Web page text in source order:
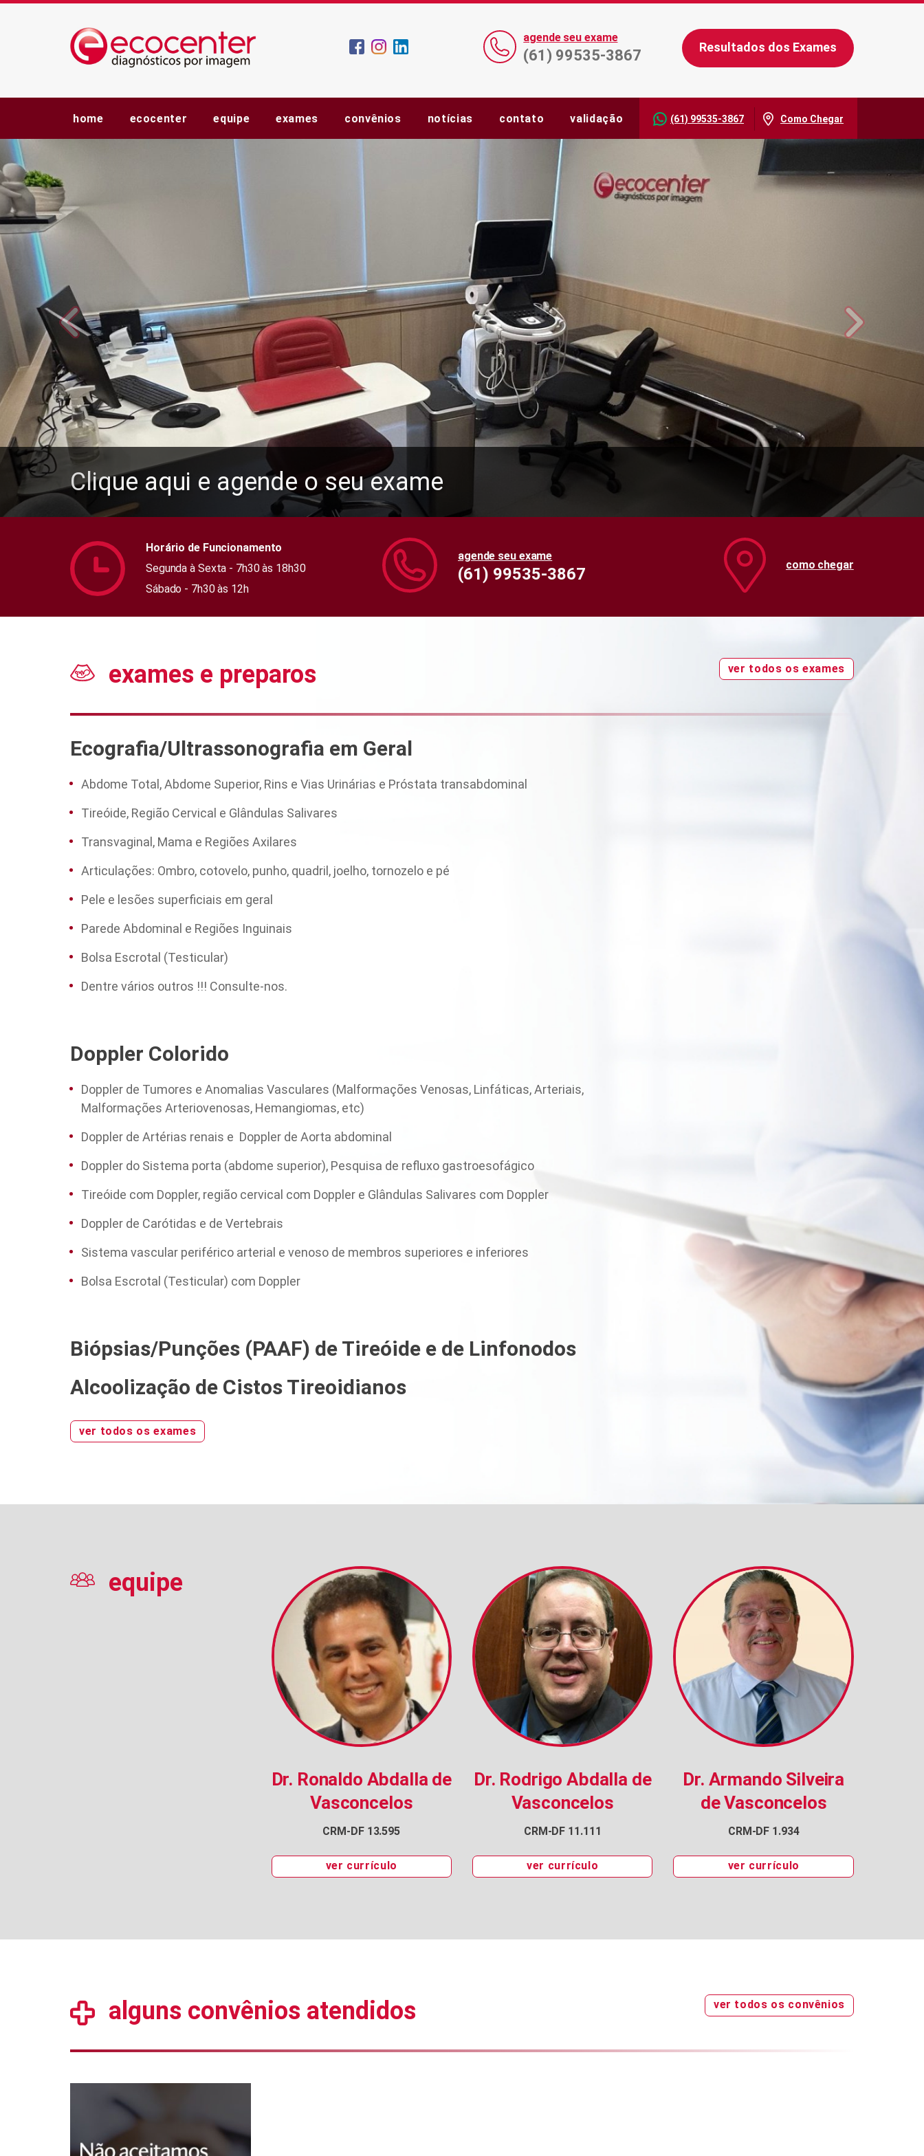
agende seu exame
(61) 99535-3867 Resultados dos Exames
home ecocenter equipe exames convênios notícias contato validação (61) 99535-3867 Como Chegar
Clique aqui e agende o seu exame
Punção de Tireóide e Linfonodos
Horário de Funcionamento
Segunda à Sexta - 7h30 às 18h30
Sábado - 7h30 às 12h
agende seu exame
(61) 99535-3867 como chegar
exames e preparos ver todos os exames
Ecografia/Ultrassonografia em Geral
Abdome Total, Abdome Superior, Rins e Vias Urinárias e Próstata transabdominal
Tireóide, Região Cervical e Glândulas Salivares
Transvaginal, Mama e Regiões Axilares
Articulações: Ombro, cotovelo, punho, quadril, joelho, tornozelo e pé
Pele e lesões superficiais em geral
Parede Abdominal e Regiões Inguinais
Bolsa Escrotal (Testicular)
Dentre vários outros !!! Consulte-nos.
Doppler Colorido
Doppler de Tumores e Anomalias Vasculares (Malformações Venosas, Linfáticas, Arteriais,
Malformações Arteriovenosas, Hemangiomas, etc)
Doppler de Artérias renais e Doppler de Aorta abdominal
Doppler do Sistema porta (abdome superior), Pesquisa de refluxo gastroesofágico
Tireóide com Doppler, região cervical com Doppler e Glândulas Salivares com Doppler
Doppler de Carótidas e de Vertebrais
Sistema vascular periférico arterial e venoso de membros superiores e inferiores
Bolsa Escrotal (Testicular) com Doppler
Biópsias/Punções (PAAF) de Tireóide e de Linfonodos
Alcoolização de Cistos Tireoidianos
ver todos os exames
equipe
Dr. Ronaldo Abdalla de
Vasconcelos
CRM-DF 13.595
ver currículo
Dr. Rodrigo Abdalla de
Vasconcelos
CRM-DF 11.111
ver currículo
Dr. Armando Silveira
de Vasconcelos
CRM-DF 1.934
ver currículo
alguns convênios atendidos ver todos os convênios